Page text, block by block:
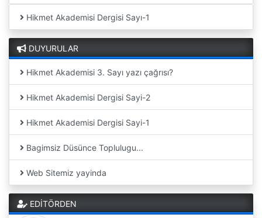
Hikmet Akademisi Dergisi Sayı-1
DUYURULAR
Hikmet Akademisi 3. Sayı yazı çağrısı?
Hikmet Akademisi Dergisi Sayi-2
Hikmet Akademisi Dergisi Sayi-1
Bagimsiz Düsünce Toplulugu...
Web Sitemiz yayinda
EDİTÖRDEN